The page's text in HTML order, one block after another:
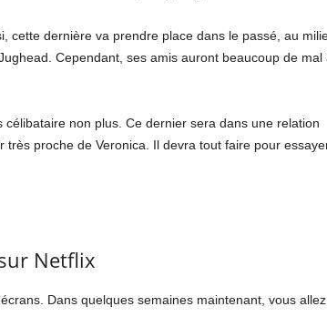
cette dernière va prendre place dans le passé, au
Cependant, ses amis auront beaucoup de mal
non plus. Ce dernier sera dans une relation
proche de Veronica. Il devra tout faire pour
Netflix
Dans quelques semaines maintenant, vous allez